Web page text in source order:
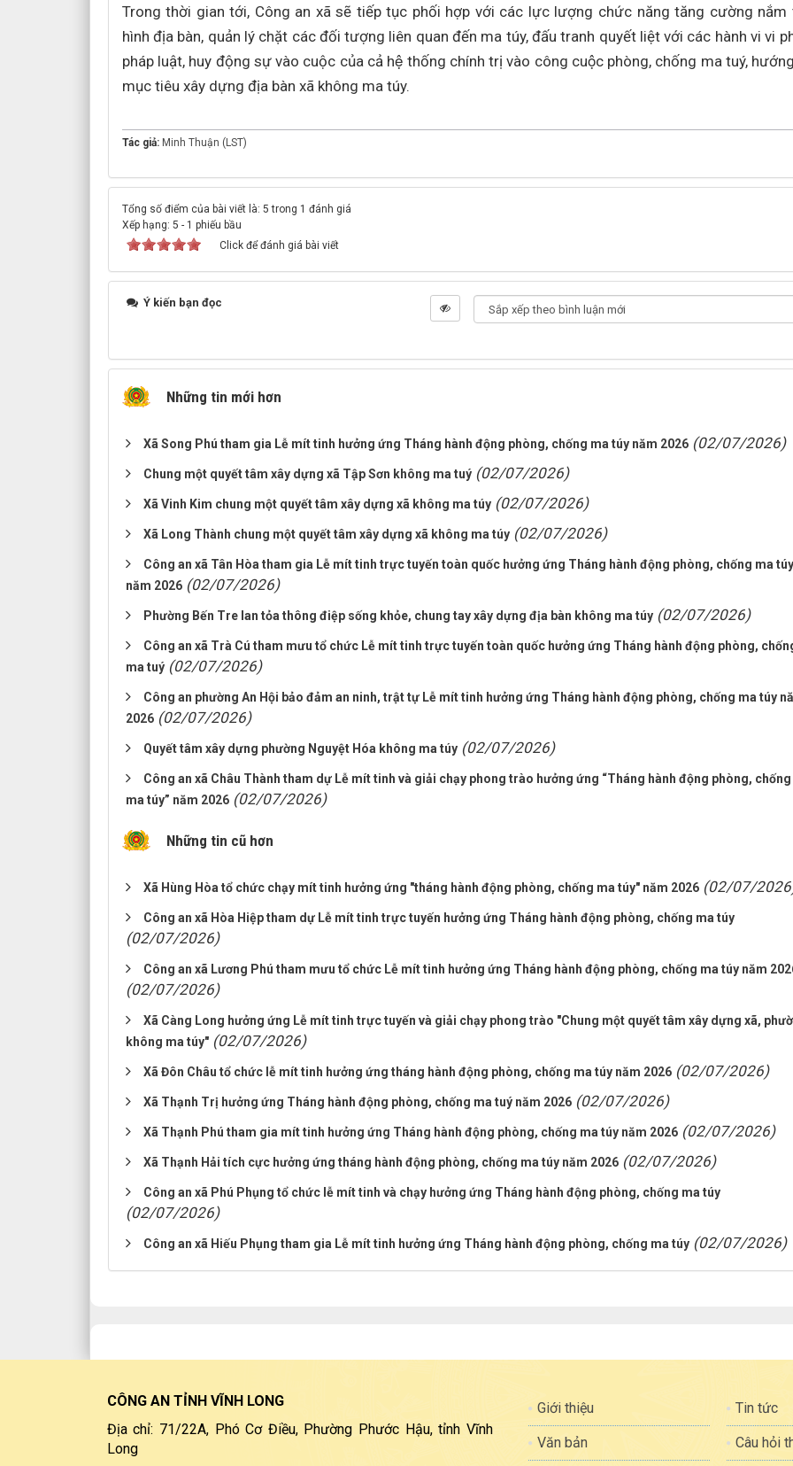
Trong thời gian tới, Công an xã sẽ tiếp tục phối hợp với các lực lượng chức năng tăng cường nắm
hình địa bàn, quản lý chặt các đối tượng liên quan đến ma túy, đấu tranh quyết liệt với các hành vi vi
pháp luật, huy động sự vào cuộc của cả hệ thống chính trị vào công cuộc phòng, chống ma tuý,
mục tiêu xây dựng địa bàn xã không ma túy.
Tác giả: Minh Thuận (LST)
Tổng số điểm của bài viết là: 5 trong 1 đánh giá
Xếp hạng: 5 - 1 phiếu bầu
Click để đánh giá bài viết
Ý kiến bạn đọc
Những tin mới hơn
Xã Song Phú tham gia Lễ mít tinh hưởng ứng Tháng hành động phòng, chống ma túy năm 2026 (02/07/2026)
Chung một quyết tâm xây dựng xã Tập Sơn không ma tuý (02/07/2026)
Xã Vinh Kim chung một quyết tâm xây dựng xã không ma túy (02/07/2026)
Xã Long Thành chung một quyết tâm xây dựng xã không ma túy (02/07/2026)
Công an xã Tân Hòa tham gia Lễ mít tinh trực tuyến toàn quốc hưởng ứng Tháng hành động phòng, chống ma túy
năm 2026 (02/07/2026)
Phường Bến Tre lan tỏa thông điệp sống khỏe, chung tay xây dựng địa bàn không ma túy (02/07/2026)
Công an xã Trà Cú tham mưu tổ chức Lễ mít tinh trực tuyến toàn quốc hưởng ứng Tháng hành động phòng,
ma tuý (02/07/2026)
Công an phường An Hội bảo đảm an ninh, trật tự Lễ mít tinh hưởng ứng Tháng hành động phòng, chống ma túy
2026 (02/07/2026)
Quyết tâm xây dựng phường Nguyệt Hóa không ma túy (02/07/2026)
Công an xã Châu Thành tham dự Lễ mít tinh và giải chạy phong trào hưởng ứng “Tháng hành động phòng, chống
ma túy” năm 2026 (02/07/2026)
Những tin cũ hơn
Xã Hùng Hòa tổ chức chạy mít tinh hưởng ứng "tháng hành động phòng, chống ma túy" năm 2026 (02/07/
Công an xã Hòa Hiệp tham dự Lễ mít tinh trực tuyến hưởng ứng Tháng hành động phòng, chống ma túy
(02/07/2026)
Công an xã Lương Phú tham mưu tổ chức Lễ mít tinh hưởng ứng Tháng hành động phòng, chống ma túy năm
(02/07/2026)
Xã Càng Long hưởng ứng Lễ mít tinh trực tuyến và giải chạy phong trào "Chung một quyết tâm xây dựng xã,
không ma túy" (02/07/2026)
Xã Đôn Châu tổ chức lễ mít tinh hưởng ứng tháng hành động phòng, chống ma túy năm 2026 (02/07/2026)
Xã Thạnh Trị hưởng ứng Tháng hành động phòng, chống ma tuý năm 2026 (02/07/2026)
Xã Thạnh Phú tham gia mít tinh hưởng ứng Tháng hành động phòng, chống ma túy năm 2026 (02/07/2026)
Xã Thạnh Hải tích cực hưởng ứng tháng hành động phòng, chống ma túy năm 2026 (02/07/2026)
Công an xã Phú Phụng tổ chức lễ mít tinh và chạy hưởng ứng Tháng hành động phòng, chống ma túy
(02/07/2026)
Công an xã Hiếu Phụng tham gia Lễ mít tinh hưởng ứng Tháng hành động phòng, chống ma túy (02/07/2026)
CÔNG AN TỈNH VĨNH LONG
Địa chỉ: 71/22A, Phó Cơ Điều, Phường Phước Hậu, tỉnh Vĩnh
Long
Giới thiệu Tin tức
Văn bản Câu hỏi